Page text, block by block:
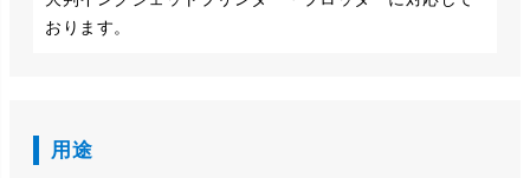
おります。
用途